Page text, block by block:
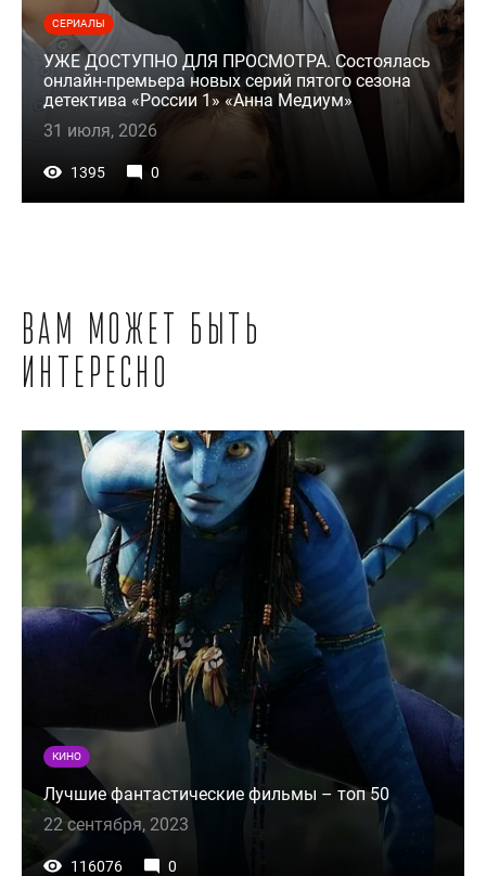
СЕРИАЛЫ
УЖЕ ДОСТУПНО ДЛЯ ПРОСМОТРА. Состоялась
онлайн-премьера новых серий пятого сезона
детектива «России 1» «Анна Медиум»
31 июля, 2026
1395 0
Вам может быть
интересно
КИНО
Лучшие фантастические фильмы – топ 50
22 сентября, 2023
116076 0